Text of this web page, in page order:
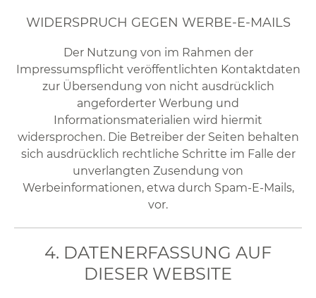
WIDERSPRUCH GEGEN WERBE-E-MAILS
Der Nutzung von im Rahmen der
Impressumspflicht veröffentlichten Kontaktdaten
zur Übersendung von nicht ausdrücklich
angeforderter Werbung und
Informationsmaterialien wird hiermit
widersprochen. Die Betreiber der Seiten behalten
sich ausdrücklich rechtliche Schritte im Falle der
unverlangten Zusendung von
Werbeinformationen, etwa durch Spam-E-Mails,
vor.
4. DATENERFASSUNG AUF
DIESER WEBSITE